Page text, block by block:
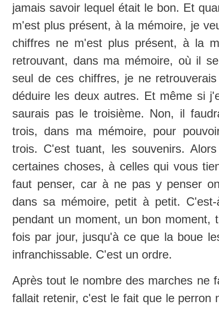
jamais savoir lequel était le bon. Et
m'est plus présent, à la mémoire, je
chiffres ne m'est plus présent, à la
retrouvant, dans ma mémoire, où il
seul de ces chiffres, je ne
déduire les deux autres. Et même si
saurais pas le troisième. Non, il
trois, dans ma mémoire, pour
trois. C'est tuant, les souvenirs.
certaines choses, à celles qui vous
faut penser, car à ne pas y penser
dans sa mémoire, petit à petit.
pendant un moment, un bon moment,
fois par jour, jusqu'à ce que la boue
infranchissable. C'est un ordre.
Après tout le nombre des marches ne
fallait retenir, c'est le fait que le perron